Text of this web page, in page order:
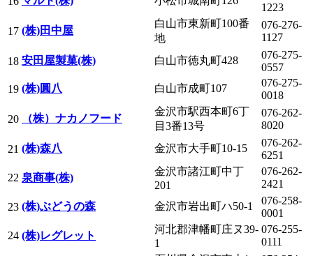
1223
17 (株)田中屋
白山市東新町100番
地
076-276-
1127
18 安田屋製菓(株) 白山市徳丸町428
076-275-
0557
19 (株)圓八 白山市成町107
076-275-
0018
20
（株）ナカノフード
金沢市駅西本町6丁
目3番13号
076-262-
8020
21 (株)森八 金沢市大手町10-15
076-262-
6251
22 泉商事(株)
金沢市諸江町中丁
201
076-262-
2421
23 (株)ぶどうの森 金沢市岩出町ハ50-1
076-258-
0001
24 (株)レグレット
河北郡津幡町庄ヌ39-
1
076-255-
0111